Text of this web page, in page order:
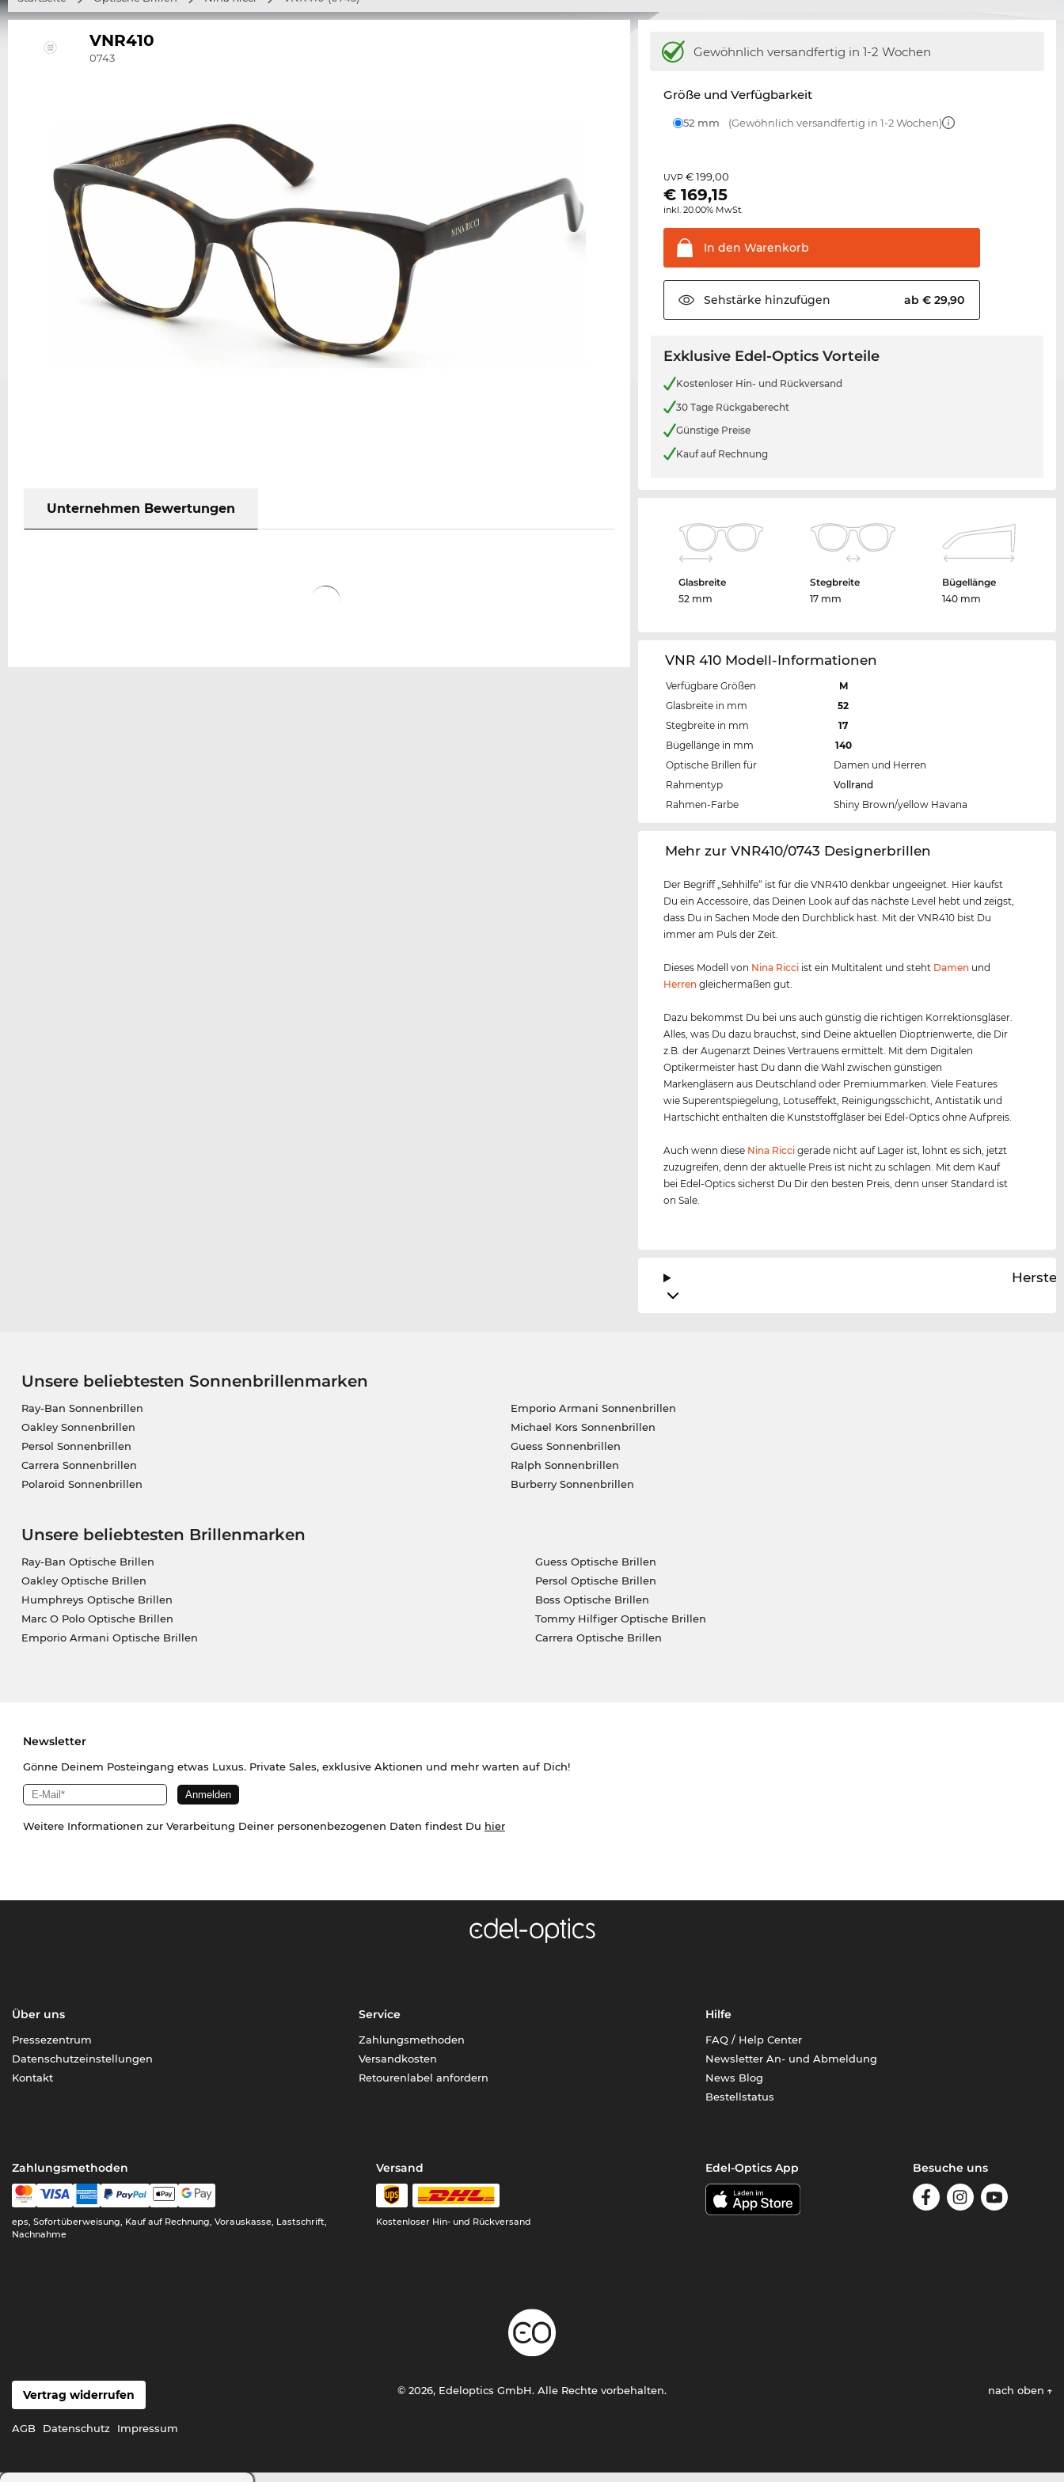
VNR410
0743
Unternehmen Bewertungen
Gewöhnlich versandfertig in 1-2 Wochen
Größe und Verfügbarkeit
52 mm (Gewöhnlich versandfertig in 1-2 Wochen)
UVP€ 199,00
€169,15
inkl. 20.00% MwSt.
In den Warenkorb
Sehstärke hinzufügen ab € 29,90
Exklusive Edel-Optics Vorteile
Kostenloser Hin- und Rückversand
30 Tage Rückgaberecht
Günstige Preise
Kauf auf Rechnung
Glasbreite
52 mm
Stegbreite
17 mm
Bügellänge
140 mm
VNR 410 Modell-Informationen
Verfügbare Größen
M
Glasbreite in mm
52
Stegbreite in mm
17
Bügellänge in mm
140
Optische Brillen für
Damen und Herren
Rahmentyp
Vollrand
Rahmen-Farbe
Shiny Brown/yellow Havana
‌Mehr zur VNR410/0743 Designerbrillen
Der Begriff „Sehhilfe“ ist für die VNR410 denkbar ungeeignet. Hier kaufst
Du ein Accessoire, das Deinen Look auf das nächste Level hebt und zeigst,
dass Du in Sachen Mode den Durchblick hast. Mit der VNR410 bist Du
immer am Puls der Zeit.
Dieses Modell von Nina Ricci ist ein Multitalent und steht Damen und
Herren gleichermaßen gut.
Dazu bekommst Du bei uns auch günstig die richtigen Korrektionsgläser.
Alles, was Du dazu brauchst, sind Deine aktuellen Dioptrienwerte, die Dir
z.B. der Augenarzt Deines Vertrauens ermittelt. Mit dem Digitalen
Optikermeister hast Du dann die Wahl zwischen günstigen
Markengläsern aus Deutschland oder Premiummarken. Viele Features
wie Superentspiegelung, Lotuseffekt, Reinigungsschicht, Antistatik und
Hartschicht enthalten die Kunststoffgläser bei Edel-Optics ohne Aufpreis.
Auch wenn diese Nina Ricci gerade nicht auf Lager ist, lohnt es sich, jetzt
zuzugreifen, denn der aktuelle Preis ist nicht zu schlagen. Mit dem Kauf
bei Edel-Optics sicherst Du Dir den besten Preis, denn unser Standard ist
on Sale.
Unsere beliebtesten Sonnenbrillenmarken
Ray-Ban Sonnenbrillen
Oakley Sonnenbrillen
Persol Sonnenbrillen
Carrera Sonnenbrillen
Polaroid Sonnenbrillen
Emporio Armani Sonnenbrillen
Michael Kors Sonnenbrillen
Guess Sonnenbrillen
Ralph Sonnenbrillen
Burberry Sonnenbrillen
Unsere beliebtesten Brillenmarken
Ray-Ban Optische Brillen
Oakley Optische Brillen
Humphreys Optische Brillen
Marc O Polo Optische Brillen
Emporio Armani Optische Brillen
Guess Optische Brillen
Persol Optische Brillen
Boss Optische Brillen
Tommy Hilfiger Optische Brillen
Carrera Optische Brillen
Newsletter
Gönne Deinem Posteingang etwas Luxus. Private Sales, exklusive Aktionen und mehr warten auf Dich!
Weitere Informationen zur Verarbeitung Deiner personenbezogenen Daten findest Du hier
Über uns
Pressezentrum
Datenschutzeinstellungen
Kontakt
Service
Zahlungsmethoden
Versandkosten
Retourenlabel anfordern
Hilfe
FAQ / Help Center
Newsletter An- und Abmeldung
News Blog
Bestellstatus
Zahlungsmethoden
eps, Sofortüberweisung, Kauf auf Rechnung, Vorauskasse, Lastschrift,
Nachnahme
Versand
Kostenloser Hin- und Rückversand
Edel-Optics App Besuche uns
Vertrag widerrufen
AGB Datenschutz Impressum
© 2026, Edeloptics GmbH. Alle Rechte vorbehalten. nach oben